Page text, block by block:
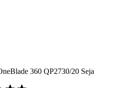
360 QP2730/20 Seja